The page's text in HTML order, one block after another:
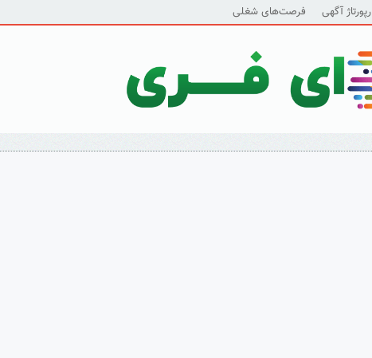
رپورتاژ آگهی فرصت‌های شغلی